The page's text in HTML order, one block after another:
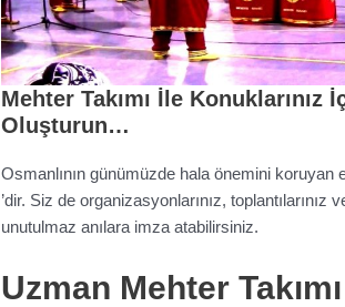
Mehter Takımı İle Konuklarınız
Oluşturun…
Osmanlının günümüzde hala önemini koruyan
’dir. Siz de organizasyonlarınız,
unutulmaz anılara imza atabilirsiniz.
Uzman Mehter Takımı